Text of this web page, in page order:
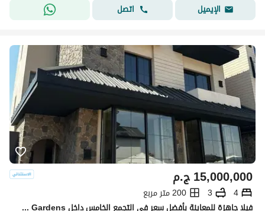
الإيميل
اتصل
ج.م15,000,000
4
3
200 متر مربع
فيلا جاهزة للمعاينة بأفضل سعر في التجمع الخامس داخل The MarQ Gardens!